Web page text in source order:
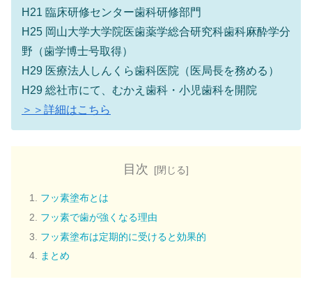
H21 臨床研修センター歯科研修部門
H25 岡山大学大学院医歯薬学総合研究科歯科麻酔学分
野（歯学博士号取得）
H29 医療法人しんくら歯科医院（医局長を務める）
H29 総社市にて、むかえ歯科・小児歯科を開院
＞＞詳細はこちら
目次
フッ素塗布とは
フッ素で歯が強くなる理由
フッ素塗布は定期的に受けると効果的
まとめ